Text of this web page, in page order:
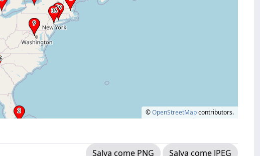
©OpenStreetMapcontributors.
Salva come PNG
Salva come JPEG